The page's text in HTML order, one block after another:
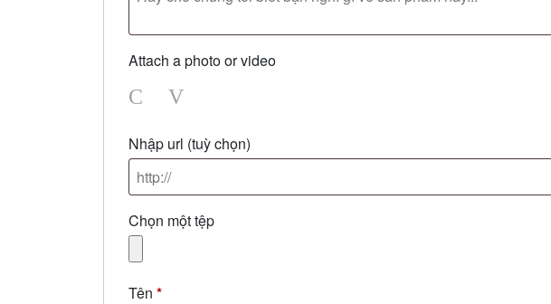
Attach a photo or video
Photo
Nhập url (tuỳ chọn)
Chọn một tệp
Tên *